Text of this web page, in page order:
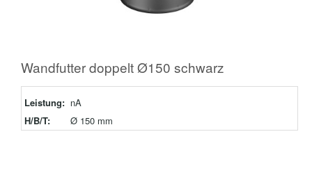
Wandfutter doppelt Ø150 schwarz
Leistung: nA
H/B/T:
Ø 150 mm